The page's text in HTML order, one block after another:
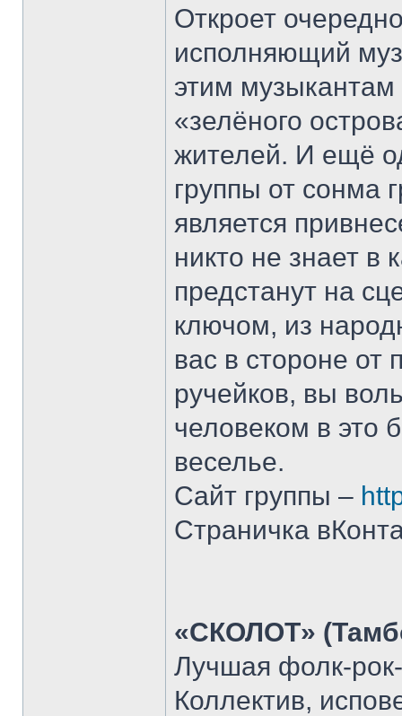
Откроет
исполняющий
этим
«зелёного
жителей. И ещё
группы от сонма
является
никто не знает в
предстанут на
ключом, из
вас в стороне от
ручейков, вы
человеком в это
веселье.
Сайт группы –
Страничка
«СКОЛОТ»
Лучшая фолк-
Коллектив,